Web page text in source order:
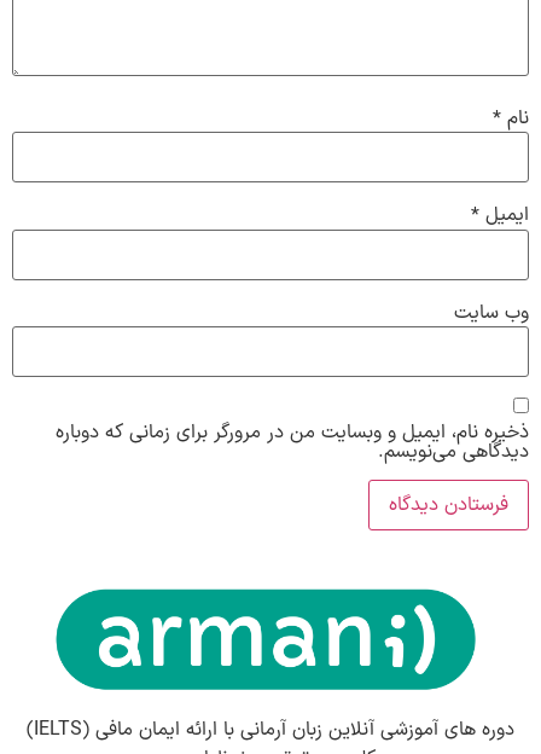
نام *
ایمیل *
وب‌ سایت
ذخیره نام، ایمیل و وبسایت من در مرورگر برای زمانی که دوباره
دیدگاهی می‌نویسم.
دوره های آموزشی آنلاین زبان آرمانی با ارائه ایمان مافی (IELTS)